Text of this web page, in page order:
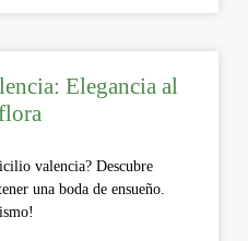
Elegancia al
valencia? Descubre
una boda de ensueño.